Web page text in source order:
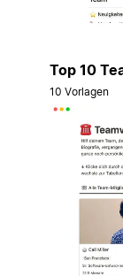
Top 10
10 Vorlagen